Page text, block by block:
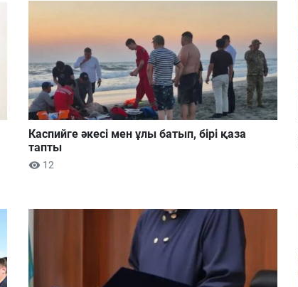
Каспийге әкесі мен ұлы батып, бірі қаза
тапты
12